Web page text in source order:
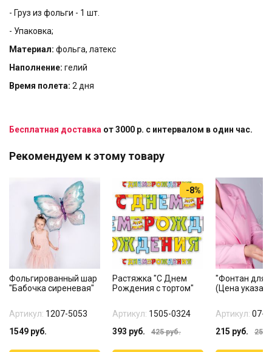
- Груз из фольги - 1 шт.
- Упаковка;
Материал: фольга, латекс
Наполнение: гелий
Время полета: 2 дня
Бесплатная доставка от 3000 р. с интервалом в один час.
Рекомендуем к этому товару
Фольгированный шар
"Бабочка сиреневая"
Артикул: 1207-5053
1549 руб.
-8%
Растяжка "С Днем
Рождения с тортом"
Артикул: 1505-0324
393 руб. 425руб.
"Фонтан для
(Цена
Артикул: 07-
215 руб. 255